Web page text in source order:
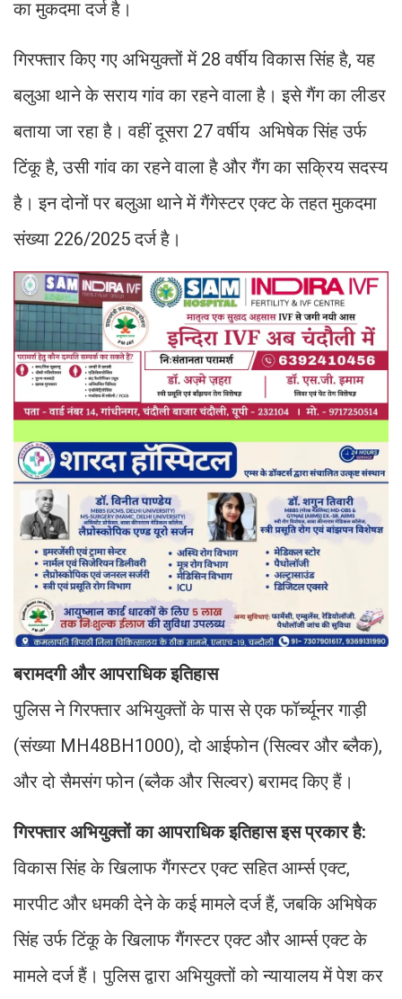
का मुकदमा दर्ज है।
गिरफ्तार किए गए अभियुक्तों में 28 वर्षीय विकास सिंह है, यह
बलुआ थाने के सराय गांव का रहने वाला है। इसे गैंग का लीडर
बताया जा रहा है। वहीं दूसरा 27 वर्षीय अभिषेक सिंह उर्फ
टिंकू है, उसी गांव का रहने वाला है और गैंग का सक्रिय सदस्य
है। इन दोनों पर बलुआ थाने में गैंगेस्टर एक्ट के तहत मुकदमा
संख्या 226/2025 दर्ज है।
बरामदगी और आपराधिक इतिहास
पुलिस ने गिरफ्तार अभियुक्तों के पास से एक फॉर्च्यूनर गाड़ी
(संख्या MH48BH1000), दो आईफोन (सिल्वर और ब्लैक),
और दो सैमसंग फोन (ब्लैक और सिल्वर) बरामद किए हैं।
गिरफ्तार अभियुक्तों का आपराधिक इतिहास इस प्रकार है:
विकास सिंह के खिलाफ गैंगस्टर एक्ट सहित आर्म्स एक्ट,
मारपीट और धमकी देने के कई मामले दर्ज हैं, जबकि अभिषेक
सिंह उर्फ टिंकू के खिलाफ गैंगस्टर एक्ट और आर्म्स एक्ट के
मामले दर्ज हैं। पुलिस द्वारा अभियुक्तों को न्यायालय में पेश कर